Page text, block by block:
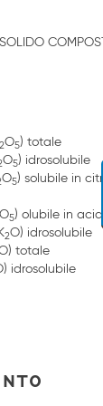
2O5) totale
O5) idrosolubile
O5) solubile in
O5) olubile in
2O) idrosolubile
totale
idrosolubile